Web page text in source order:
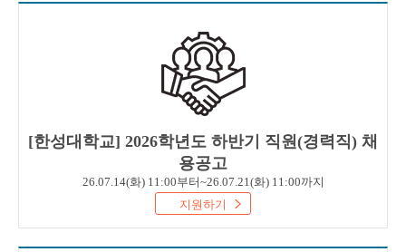
[한성대학교] 2026학년도 하반기 직원(경력직) 채
용공고
지원하기
26.07.14(화) 11:00부터~26.07.21(화) 11:00까지